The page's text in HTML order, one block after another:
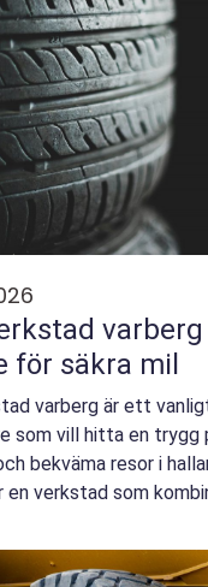
varberg trygg
för säkra mil
varberg är ett
som vill hitta en trygg
bekväma resor i
verkstad som
snarare än enbart sn...